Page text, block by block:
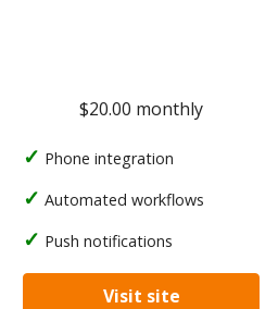
$20.00 monthly
Phone integration
Automated workflows
Push notifications
Visit site